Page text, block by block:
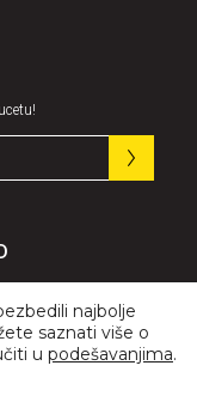
najbolje
saznati više o
u podešavanjima.